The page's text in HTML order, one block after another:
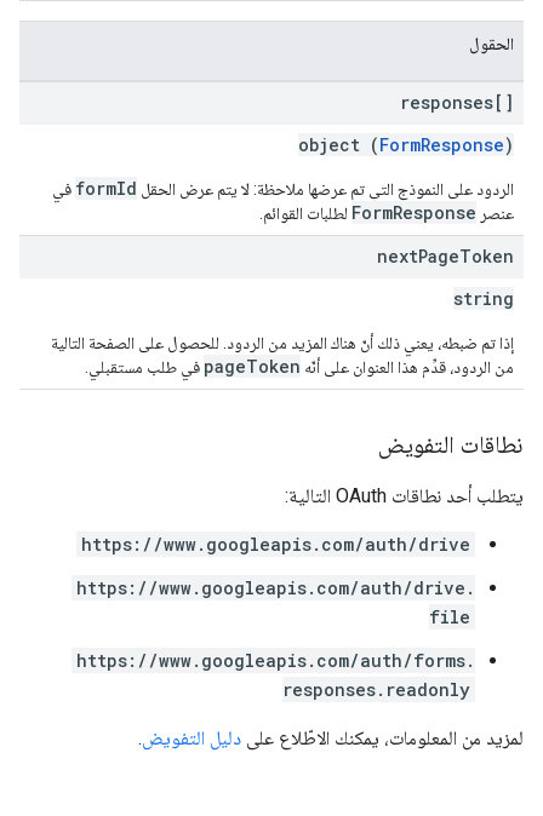
الحقول
responses[]
object (FormResponse)
الردود على النموذج التي تم عرضها ملاحظة: لا يتم عرض الحقل formId في
عنصر FormResponse لطلبات القوائم.
nextPageToken
string
إذا تم ضبطه، يعني ذلك أنّ هناك المزيد من الردود. للحصول على الصفحة التالية
من الردود، قدِّم هذا العنوان على أنّه pageToken في طلب مستقبلي.
نطاقات التفويض
يتطلب أحد نطاقات OAuth التالية:
https://www.googleapis.com/auth/drive
https://www.googleapis.com/auth/drive.
file
https://www.googleapis.com/auth/forms.
responses.readonly
لمزيد من المعلومات، يمكنك الاطّلاع على دليل التفويض.